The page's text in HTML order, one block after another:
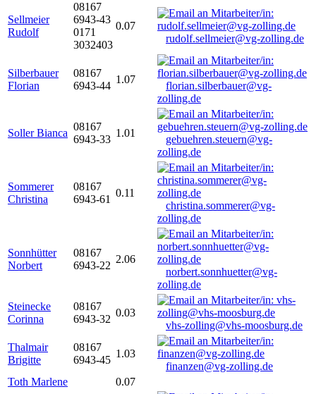
Sellmeier
Rudolf
08167
6943-43
0171
3032403
0.07
rudolf.sellmeier@vg-zolling.de
Silberbauer
Florian
08167
6943-44
1.07
florian.silberbauer@vg-
zolling.de
Soller Bianca
08167
6943-33
1.01
gebuehren.steuern@vg-
zolling.de
Sommerer
Christina
08167
6943-61
0.11
christina.sommerer@vg-
zolling.de
Sonnhütter
Norbert
08167
6943-22
2.06
norbert.sonnhuetter@vg-
zolling.de
Steinecke
Corinna
08167
6943-32
0.03
vhs-zolling@vhs-moosburg.de
Thalmair
Brigitte
08167
6943-45
1.03
finanzen@vg-zolling.de
Toth Marlene
0.07